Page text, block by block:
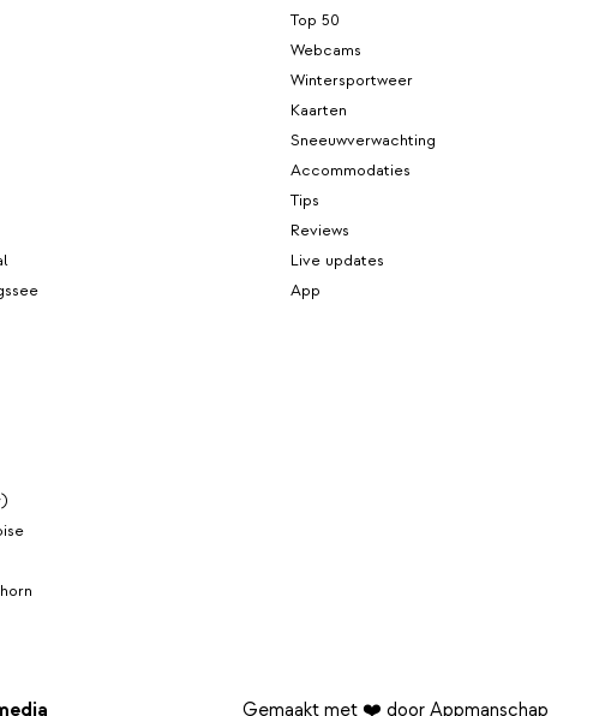
Top 50
Webcams
Wintersportweer
Kaarten
Sneeuwverwachting
Accommodaties
Tips
Reviews
Live updates
App
Gemaakt met ❤️ door Appmanschap